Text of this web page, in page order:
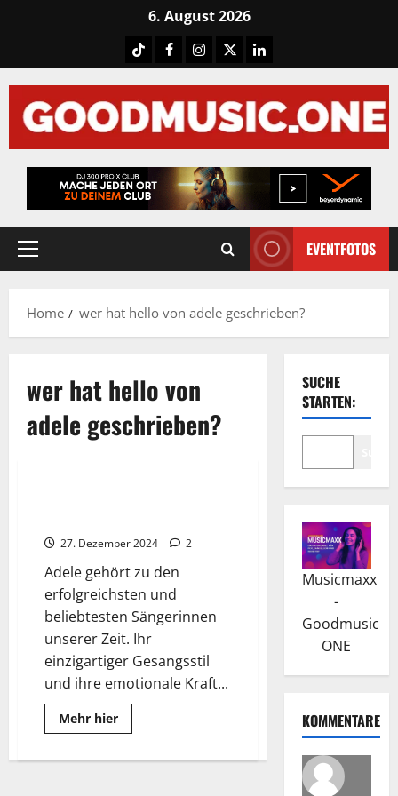
6. August 2026
TiktokFacebook
Instagram
X LinkedIN
Primary
EVENTFOTOS
Home wer hat hello von adele geschrieben?
wer hat hello von
adele geschrieben?
27. Dezember 2024 2
Adele gehört zu den
erfolgreichsten und
beliebtesten Sängerinnen
unserer Zeit. Ihr
einzigartiger Gesangsstil
und ihre emotionale Kraft...
Mehr hierRead
more
hat
SUCHE
STARTEN:
Musicmaxx
-
Goodmusic
ONE
KOMMENTARE